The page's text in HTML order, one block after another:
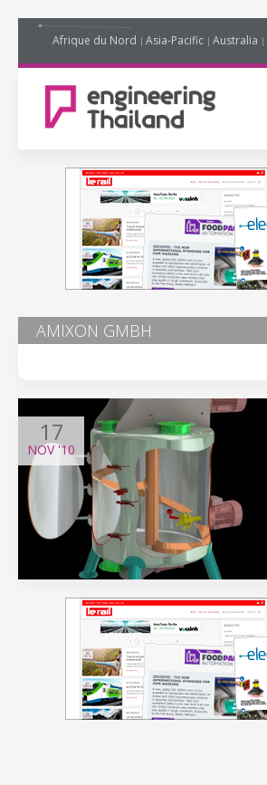
Afrique du Nord Asia-Pacific Australia
AMIXON GMBH
17
NOV'10